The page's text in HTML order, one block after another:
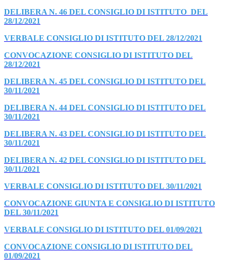
DELIBERA N. 46 DEL CONSIGLIO DI ISTITUTO DEL
28/12/2021
VERBALE CONSIGLIO DI ISTITUTO DEL 28/12/2021
CONVOCAZIONE CONSIGLIO DI ISTITUTO DEL
28/12/2021
DELIBERA N. 45 DEL CONSIGLIO DI ISTITUTO DEL
30/11/2021
DELIBERA N. 44 DEL CONSIGLIO DI ISTITUTO DEL
30/11/2021
DELIBERA N. 43 DEL CONSIGLIO DI ISTITUTO DEL
30/11/2021
DELIBERA N. 42 DEL CONSIGLIO DI ISTITUTO DEL
30/11/2021
VERBALE CONSIGLIO DI ISTITUTO DEL 30/11/2021
CONVOCAZIONE GIUNTA E CONSIGLIO DI ISTITUTO
DEL 30/11/2021
VERBALE CONSIGLIO DI ISTITUTO DEL 01/09/2021
CONVOCAZIONE CONSIGLIO DI ISTITUTO DEL
01/09/2021